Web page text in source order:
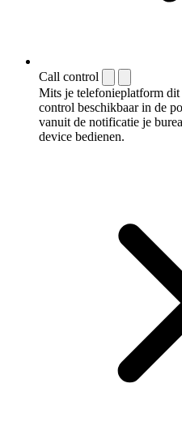
Call control
Mits je telefonieplatform
control beschikbaar in de
vanuit de notificatie je
device bedienen.